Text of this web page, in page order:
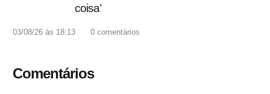
coisa’
03/08/26 às 18:13 0 comentários
Comentários